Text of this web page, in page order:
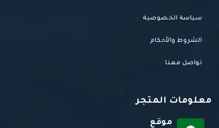
سياسة الخصوصية
الشروط والأحكام
تواصل معنا
معلومات المتجر
موقع